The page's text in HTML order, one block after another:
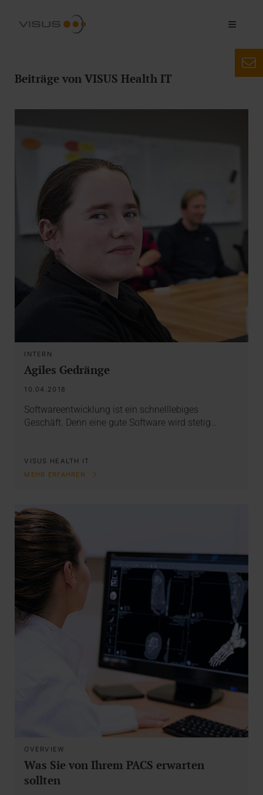
Beiträge von VISUS Health IT
INTERN
Agiles Gedränge
10.04.2018
Softwareentwicklung ist ein schnelllebiges
Geschäft. Denn eine gute Software wird stetig…
VISUS HEALTH IT
MEHR ERFAHREN
OVERVIEW
Was Sie von Ihrem PACS erwarten
sollten